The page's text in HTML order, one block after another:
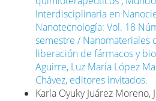
Interdisciplinaria en
Nanotecnología: Vol. 18
semestre / Nanomateriales
liberación de fármacos y
Aguirre, Luz María López
Chávez, editores invitados.
Karla Oyuky Juárez